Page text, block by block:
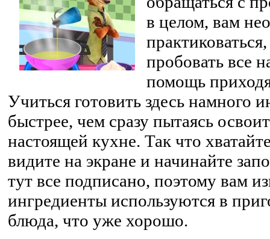
в целом, вам
пробовать все
помощь
Учиться готовить здесь намного
быстрее, чем сразу пытаясь
настоящей кухне. Так что
видите на экране и начинайте
тут все подписано, поэтому вам
ингредиенты используются в
блюда, что уже хорошо.